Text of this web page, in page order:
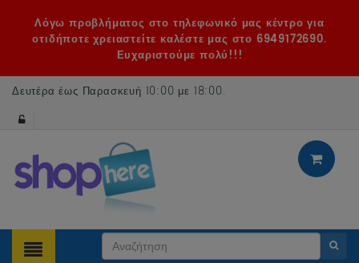
Λόγω προβλήματος στο τηλεφωνικό μας κέντρο για
οτιδήποτε χρειαστείτε καλέστε μας στο 6949172690.
Ευχαριστούμε πολύ!!!
Δευτέρα έως Παρασκευή 10:00 με 18:00.